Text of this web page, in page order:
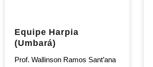
Equipe Harpia
(Umbará)
Prof. Wallinson Ramos Sant’ana